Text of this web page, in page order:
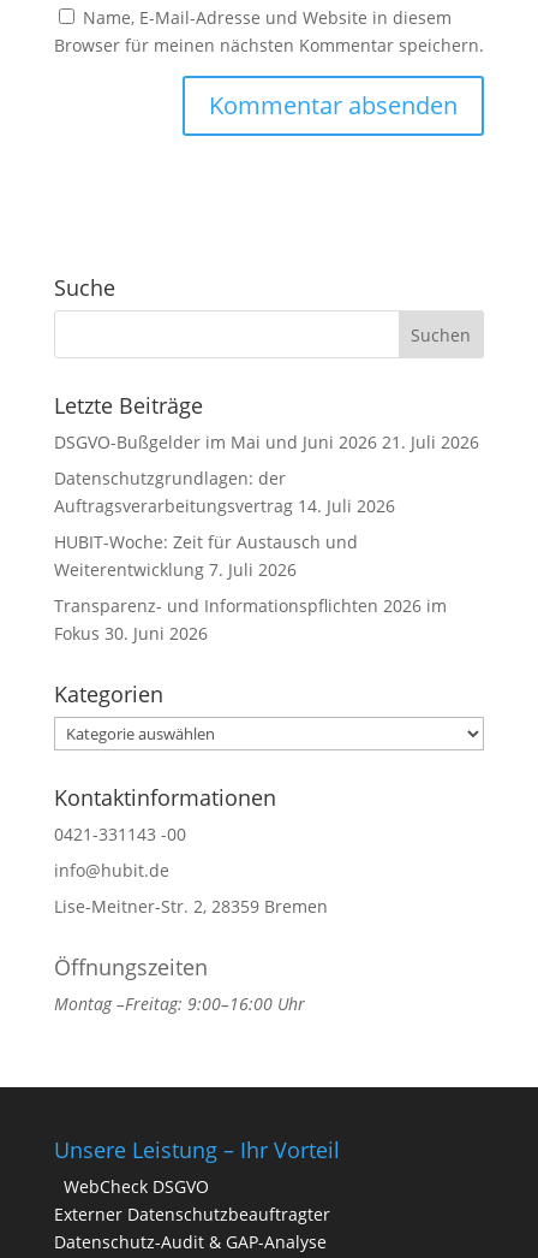
Name, E-Mail-Adresse und Website in diesem
Browser für meinen nächsten Kommentar speichern.
n
a
v
:
Suche
Letzte Beiträge
DSGVO-Bußgelder im Mai und Juni 2026 21. Juli 2026
Datenschutzgrundlagen: der
Auftragsverarbeitungsvertrag 14. Juli 2026
HUBIT-Woche: Zeit für Austausch und
Weiterentwicklung 7. Juli 2026
Transparenz- und Informationspflichten 2026 im
Fokus 30. Juni 2026
Kategorien
Kategorien
Kontaktinformationen
0421-331143 -00
info@hubit.de
Lise-Meitner-Str. 2, 28359 Bremen
Öffnungszeiten
Montag –Freitag: 9:00–16:00 Uhr
Unsere Leistung – Ihr Vorteil
WebCheck DSGVO
Externer Datenschutzbeauftragter
Datenschutz-Audit & GAP-Analyse